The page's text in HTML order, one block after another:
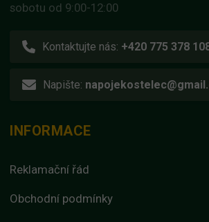
sobotu od 9:00-12:00
Kontaktujte nás: +420 775 378
Napište:
INFORMACE
Reklamační řád
Obchodní podmínky